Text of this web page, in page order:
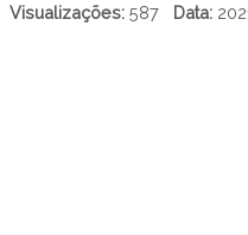
Visualizações: 587 Data: